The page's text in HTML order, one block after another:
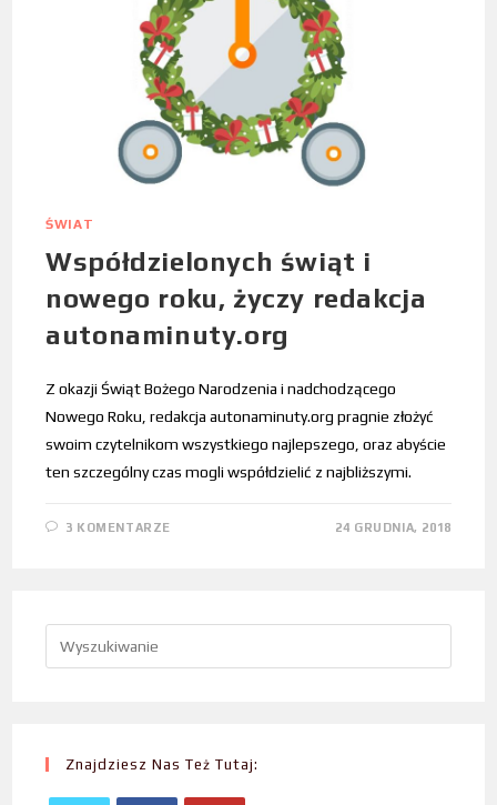
ŚWIAT
Współdzielonych świąt i
nowego roku, życzy redakcja
autonaminuty.org
Z okazji Świąt Bożego Narodzenia i nadchodzącego
Nowego Roku, redakcja autonaminuty.org pragnie złożyć
swoim czytelnikom wszystkiego najlepszego, oraz abyście
ten szczególny czas mogli współdzielić z najbliższymi.
3 KOMENTARZE 24 GRUDNIA, 2018
Znajdziesz Nas Też Tutaj: